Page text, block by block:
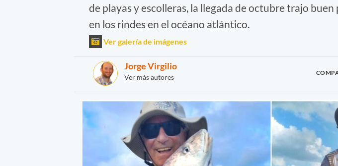
de playas y escolleras, la llegada de octubre trajo
en los rindes en el océano atlántico.
Ver galería de imágenes
Jorge Virgilio
Ver más autores